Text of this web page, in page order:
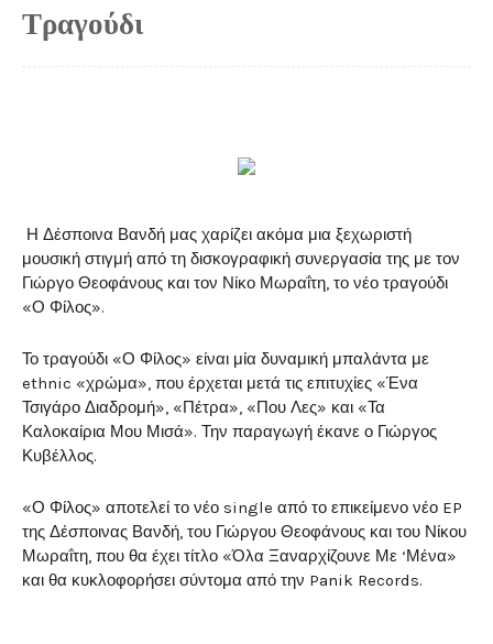
Τραγούδι
Η Δέσποινα Βανδή μας χαρίζει ακόμα μια ξεχωριστή
μουσική στιγμή από τη δισκογραφική συνεργασία της με τον
Γιώργο Θεοφάνους και τον Νίκο Μωραΐτη, το νέο τραγούδι
«Ο Φίλος».
Το τραγούδι «Ο Φίλος» είναι μία δυναμική μπαλάντα με
ethnic «χρώμα», που έρχεται μετά τις επιτυχίες «Ένα
Τσιγάρο Διαδρομή», «Πέτρα», «Που Λες» και «Τα
Καλοκαίρια Μου Μισά». Την παραγωγή έκανε ο Γιώργος
Κυβέλλος.
«Ο Φίλος» αποτελεί το νέο single από το επικείμενο νέο EP
της Δέσποινας Βανδή, του Γιώργου Θεοφάνους και του Νίκου
Μωραΐτη, που θα έχει τίτλο «Όλα Ξαναρχίζουνε Με ‘Μένα»
και θα κυκλοφορήσει σύντομα από την Panik Records.